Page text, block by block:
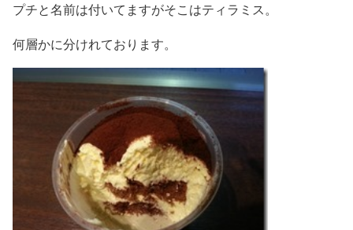
プチと名前は付いてますがそこはティラミス。
何層かに分けれております。